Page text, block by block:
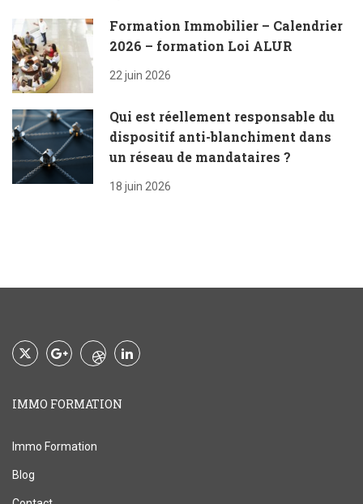
Formation Immobilier – Calendrier
2026 – formation Loi ALUR
22 juin 2026
Qui est réellement responsable du
dispositif anti-blanchiment dans
un réseau de mandataires ?
18 juin 2026
IMMO FORMATION
Immo Formation
Blog